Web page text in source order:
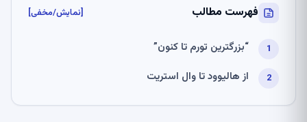
فهرست مطالب [نمایش/مخفی]
“بزرگترین تورم تا کنون”
از هالیوود تا وال استریت